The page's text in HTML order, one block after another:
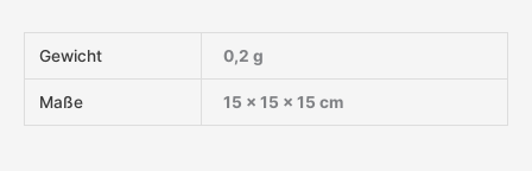
Gewicht 0,2 g
Maße 15 × 15 × 15 cm